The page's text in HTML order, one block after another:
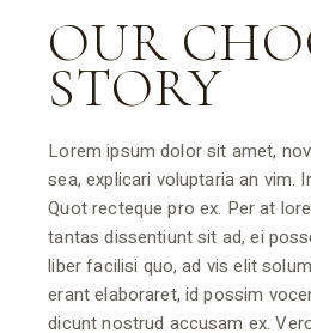
OUR
STORY
Lorem ipsum dolor sit amet,
sea, explicari voluptaria an vim.
Quot recteque pro ex. Per at
tantas dissentiunt sit ad, ei
liber facilisi quo, ad vis elit
erant elaboraret, id possim
dicunt nostrud accusam ex.